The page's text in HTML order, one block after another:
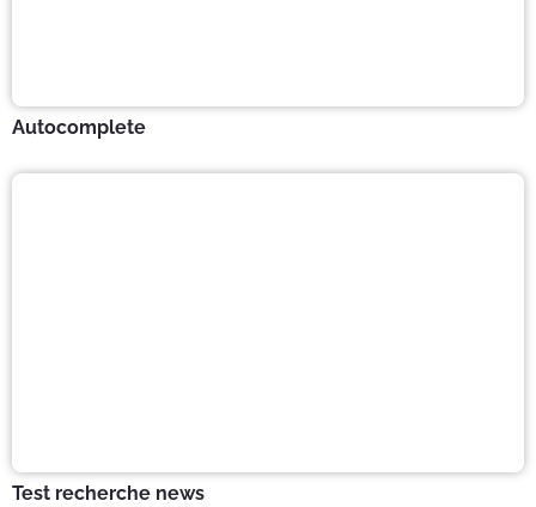
Autocomplete
Test recherche news